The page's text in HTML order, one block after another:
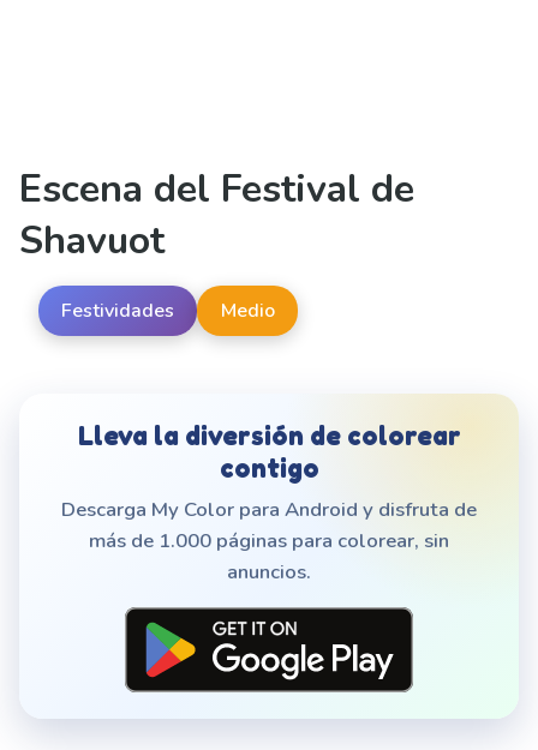
Escena del Festival de
Shavuot
Festividades Medio
Lleva la diversión de colorear
contigo
Descarga My Color para Android y disfruta de
más de 1.000 páginas para colorear, sin
anuncios.